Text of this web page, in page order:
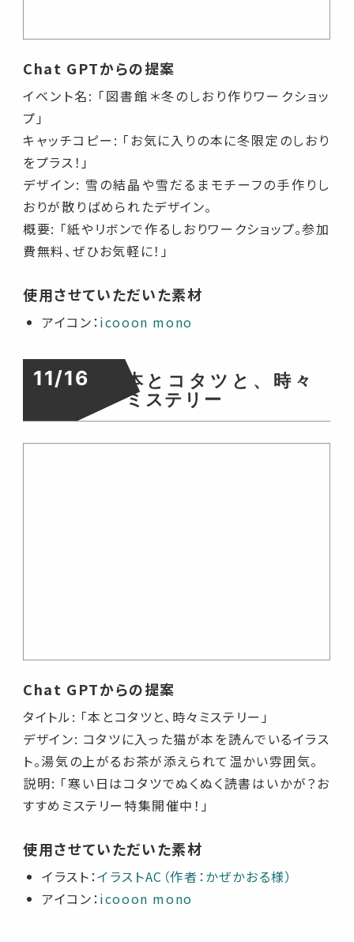
Chat GPTからの提案
イベント名: 「図書館＊冬のしおり作りワークショッ
プ」
キャッチコピー: 「お気に入りの本に冬限定のしおり
をプラス！」
デザイン: 雪の結晶や雪だるまモチーフの手作りし
おりが散りばめられたデザイン。
概要: 「紙やリボンで作るしおりワークショップ。参加
費無料、ぜひお気軽に！」
使用させていただいた素材
アイコン：icooon mono
11/16
本とコタツと、時々
ミステリー
Chat GPTからの提案
タイトル: 「本とコタツと、時々ミステリー」
デザイン: コタツに入った猫が本を読んでいるイラス
ト。湯気の上がるお茶が添えられて温かい雰囲気。
説明: 「寒い日はコタツでぬくぬく読書はいかが？お
すすめミステリー特集開催中！」
使用させていただいた素材
イラスト：イラストAC（作者：かぜかおる様）
アイコン：icooon mono